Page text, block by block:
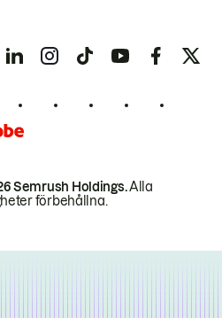
Semrush Holdings.Alla
förbehållna.